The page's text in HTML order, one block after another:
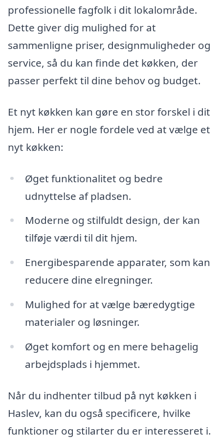
professionelle fagfolk i dit lokalområde.
Dette giver dig mulighed for at
sammenligne priser, designmuligheder og
service, så du kan finde det køkken, der
passer perfekt til dine behov og budget.
Et nyt køkken kan gøre en stor forskel i dit
hjem. Her er nogle fordele ved at vælge et
nyt køkken:
Øget funktionalitet og bedre
udnyttelse af pladsen.
Moderne og stilfuldt design, der kan
tilføje værdi til dit hjem.
Energibesparende apparater, som kan
reducere dine elregninger.
Mulighed for at vælge bæredygtige
materialer og løsninger.
Øget komfort og en mere behagelig
arbejdsplads i hjemmet.
Når du indhenter tilbud på nyt køkken i
Haslev, kan du også specificere, hvilke
funktioner og stilarter du er interesseret i.